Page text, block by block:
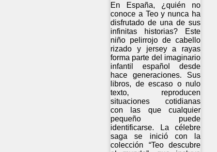
En España, ¿quién no
conoce a Teo y nunca ha
disfrutado de una de sus
infinitas historias? Este
niño pelirrojo de cabello
rizado y jersey a rayas
forma parte del imaginario
infantil español desde
hace generaciones. Sus
libros, de escaso o nulo
texto, reproducen
situaciones cotidianas
con las que cualquier
pequeño puede
identificarse. La célebre
saga se inició con la
colección “Teo descubre